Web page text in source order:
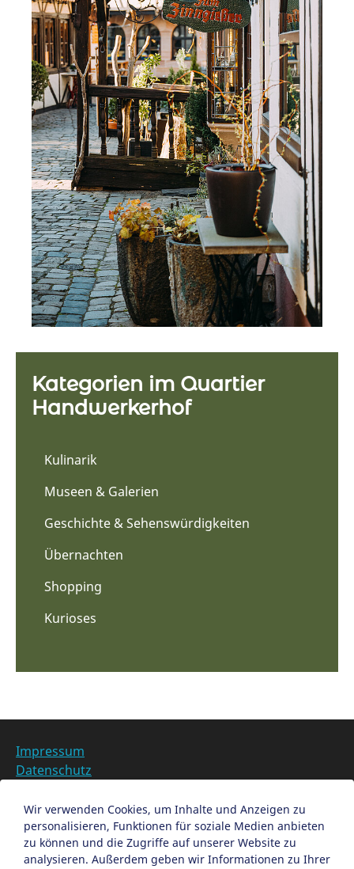
Kategorien im Quartier
Handwerkerhof
Kulinarik
Museen & Galerien
Geschichte & Sehenswürdigkeiten
Übernachten
Shopping
Kurioses
Impressum
Datenschutz
Datenschutzeinstellungen anpassen
EN
Wir verwenden Cookies, um Inhalte und Anzeigen zu
personalisieren, Funktionen für soziale Medien anbieten
zu können und die Zugriffe auf unserer Website zu
analysieren. Außerdem geben wir Informationen zu Ihrer